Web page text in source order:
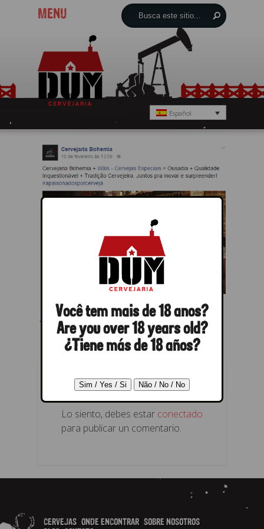
MENU
Español
← Anterior Próximo →
RESPONDER
Lo siento, debes estar conectado
para publicar un comentario.
CERVEJAS ONDE ENCONTRAR
SOBRE NOSOTROS
Você tem mais de 18 anos?
Are you over 18 years old?
¿Tiene más de 18 años?